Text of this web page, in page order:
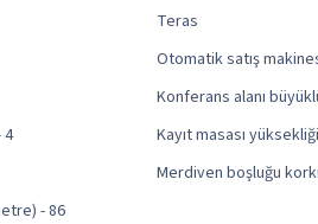
Teras
Otomatik satış
Konferans alanı
4
Kayıt masası
Merdiven boşluğu
- 86